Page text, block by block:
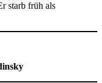
starb früh als